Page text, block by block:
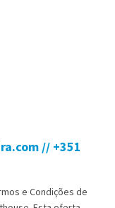
// +351
e Condições de